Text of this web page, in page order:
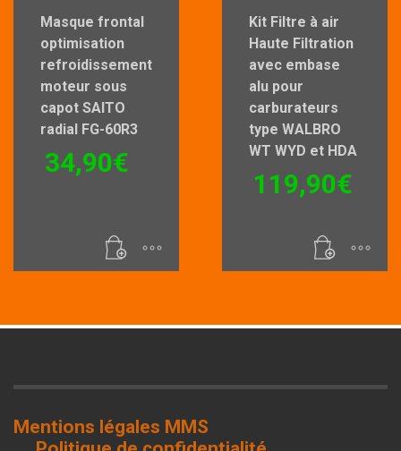
Masque frontal
optimisation
refroidissement
moteur sous
capot SAITO
radial FG-60R3
34,90€
Kit Filtre à air
Haute Filtration
avec embase
alu pour
carburateurs
type WALBRO
WT WYD et HDA
119,90€
Mentions légales MMS